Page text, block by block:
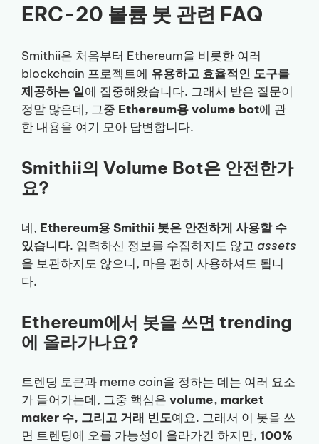
ERC-20 볼륨 봇 관련 FAQ
Smithii은 처음부터 Ethereum을 비롯한 여러
blockchain 프로젝트에 유용하고 효율적인 도구를
제공하는 일에 집중해왔습니다. 그래서 받은 질문이
정말 많은데, 그중 Ethereum용 volume bot에 관
한 내용을 여기 모아 답변합니다.
Smithii의 Volume Bot은 안전한가
요?
네, Ethereum용 Smithii 봇은 안전하게 사용할 수
있습니다. 입력하신 정보를 수집하지도 않고 assets
을 보관하지도 않으니, 마음 편히 사용하셔도 됩니
다.
Ethereum에서 봇을 쓰면 trending
에 올라가나요?
트렌딩 토큰과 meme coin을 정하는 데는 여러 요소
가 들어가는데, 그중 핵심은 volume, market
maker 수, 그리고 거래 빈도예요. 그래서 이 봇을 쓰
면 트렌딩에 오를 가능성이 올라가긴 하지만, 100%